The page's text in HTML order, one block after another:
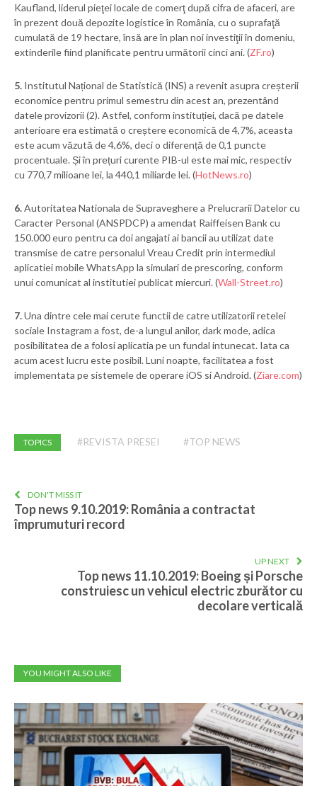
Kaufland, liderul pieţei locale de comerţ după cifra de afaceri, are
în prezent două depozite logistice în România, cu o suprafaţă
cumulată de 19 hectare, însă are în plan noi investiţii în domeniu,
extinderile fiind planificate pentru următorii cinci ani. (ZF.ro)
5. Institutul Național de Statistică (INS) a revenit asupra creșterii
economice pentru primul semestru din acest an, prezentând
datele provizorii (2). Astfel, conform instituției, dacă pe datele
anterioare era estimată o creștere economică de 4,7%, aceasta
este acum văzută de 4,6%, deci o diferență de 0,1 puncte
procentuale. Și în prețuri curente PIB-ul este mai mic, respectiv
cu 770,7 milioane lei, la 440,1 miliarde lei. (HotNews.ro)
6.Autoritatea Nationala de Supraveghere a Prelucrarii Datelor cu
Caracter Personal (ANSPDCP) a amendat Raiffeisen Bank cu
150.000 euro pentru ca doi angajati ai bancii au utilizat date
transmise de catre personalul Vreau Credit prin intermediul
aplicatiei mobile WhatsApp la simulari de prescoring, conform
unui comunicat al institutiei publicat miercuri. (Wall-Street.ro)
7.Una dintre cele mai cerute functii de catre utilizatorii retelei
sociale Instagram a fost, de-a lungul anilor, dark mode, adica
posibilitatea de a folosi aplicatia pe un fundal intunecat. Iata ca
acum acest lucru este posibil. Luni noapte, facilitatea a fost
implementata pe sistemele de operare iOS si Android. (Ziare.com)
TOPICS #REVISTA PRESEI #TOP NEWS
DON'T MISS IT
Top news 9.10.2019: România a contractat
împrumuturi record
UP NEXT
Top news 11.10.2019: Boeing și Porsche
construiesc un vehicul electric zburător cu
decolare verticală
YOU MIGHT ALSO LIKE